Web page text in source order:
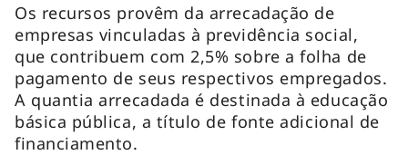
Os recursos provêm da arrecadação de
empresas vinculadas à previdência social,
que contribuem com 2,5% sobre a folha de
pagamento de seus respectivos empregados.
A quantia arrecadada é destinada à educação
básica pública, a título de fonte adicional de
financiamento.